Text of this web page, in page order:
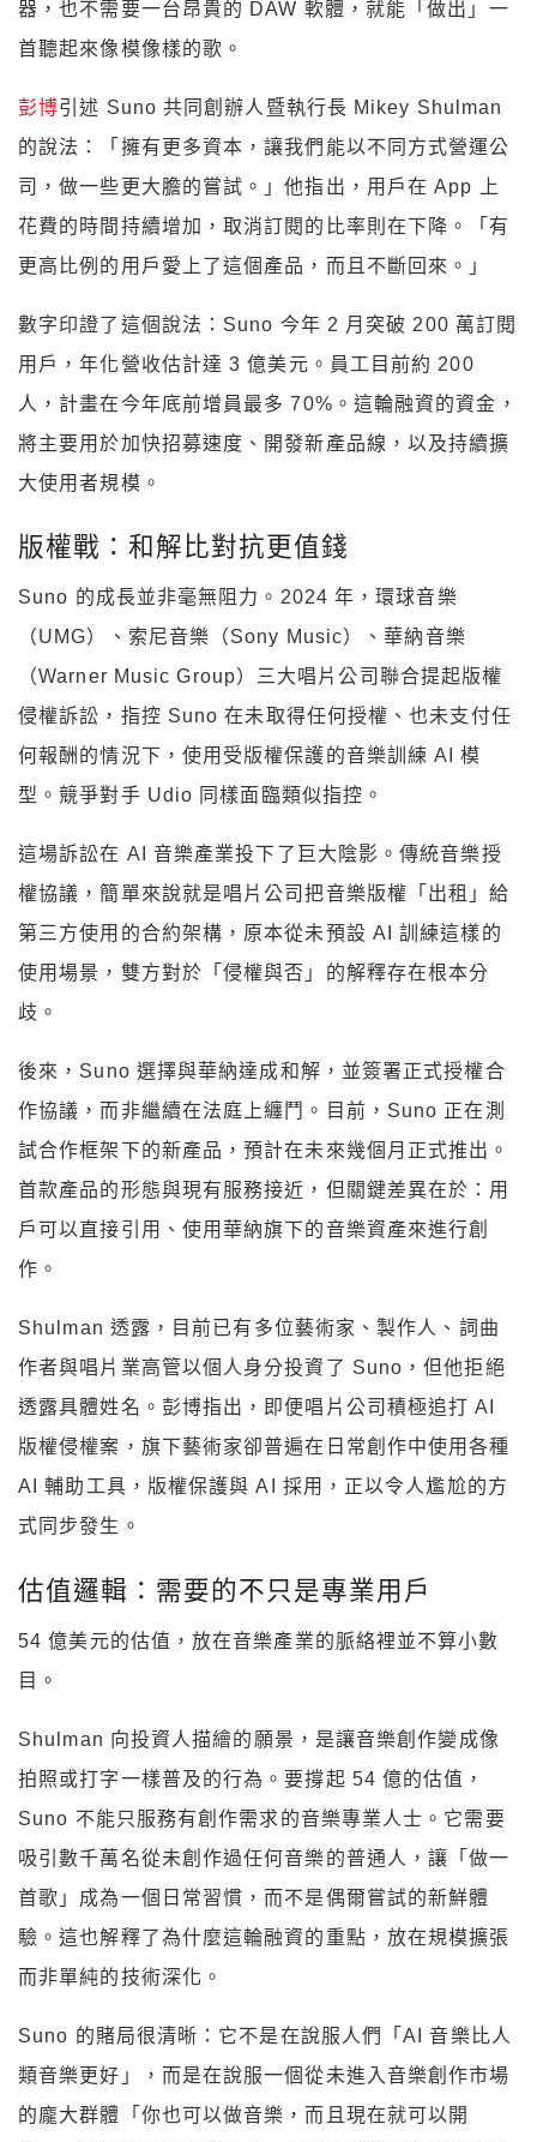
器，也不需要一台昂貴的 DAW 軟體，就能「做出」一
首聽起來像模像樣的歌。
彭博引述 Suno 共同創辦人暨執行長 Mikey Shulman
的說法：「擁有更多資本，讓我們能以不同方式營運公
司，做一些更大膽的嘗試。」他指出，用戶在 App 上
花費的時間持續增加，取消訂閱的比率則在下降。「有
更高比例的用戶愛上了這個產品，而且不斷回來。」
數字印證了這個說法：Suno 今年 2 月突破 200 萬訂閱
用戶，年化營收估計達 3 億美元。員工目前約 200
人，計畫在今年底前增員最多 70%。這輪融資的資金，
將主要用於加快招募速度、開發新產品線，以及持續擴
大使用者規模。
版權戰：和解比對抗更值錢
Suno 的成長並非毫無阻力。2024 年，環球音樂
（UMG）、索尼音樂（Sony Music）、華納音樂
（Warner Music Group）三大唱片公司聯合提起版權
侵權訴訟，指控 Suno 在未取得任何授權、也未支付任
何報酬的情況下，使用受版權保護的音樂訓練 AI 模
型。競爭對手 Udio 同樣面臨類似指控。
這場訴訟在 AI 音樂產業投下了巨大陰影。傳統音樂授
權協議，簡單來說就是唱片公司把音樂版權「出租」給
第三方使用的合約架構，原本從未預設 AI 訓練這樣的
使用場景，雙方對於「侵權與否」的解釋存在根本分
歧。
後來，Suno 選擇與華納達成和解，並簽署正式授權合
作協議，而非繼續在法庭上纏鬥。目前，Suno 正在測
試合作框架下的新產品，預計在未來幾個月正式推出。
首款產品的形態與現有服務接近，但關鍵差異在於：用
戶可以直接引用、使用華納旗下的音樂資產來進行創
作。
Shulman 透露，目前已有多位藝術家、製作人、詞曲
作者與唱片業高管以個人身分投資了 Suno，但他拒絕
透露具體姓名。彭博指出，即便唱片公司積極追打 AI
版權侵權案，旗下藝術家卻普遍在日常創作中使用各種
AI 輔助工具，版權保護與 AI 採用，正以令人尷尬的方
式同步發生。
估值邏輯：需要的不只是專業用戶
54 億美元的估值，放在音樂產業的脈絡裡並不算小數
目。
Shulman 向投資人描繪的願景，是讓音樂創作變成像
拍照或打字一樣普及的行為。要撐起 54 億的估值，
Suno 不能只服務有創作需求的音樂專業人士。它需要
吸引數千萬名從未創作過任何音樂的普通人，讓「做一
首歌」成為一個日常習慣，而不是偶爾嘗試的新鮮體
驗。這也解釋了為什麼這輪融資的重點，放在規模擴張
而非單純的技術深化。
Suno 的賭局很清晰：它不是在說服人們「AI 音樂比人
類音樂更好」，而是在說服一個從未進入音樂創作市場
的龐大群體「你也可以做音樂，而且現在就可以開